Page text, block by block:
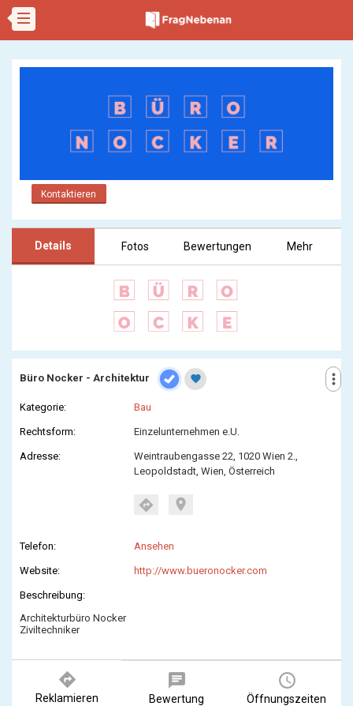
Kontaktieren
Details Fotos Bewertungen Mehr
more_vert
Büro Nocker - Architektur favorite
Kategorie: Bau
Rechtsform: Einzelunternehmen e.U.
Adresse:
Weintraubengasse 22, 1020 Wien 2.,
Leopoldstadt, Wien, Österreich
directions location_on
Telefon: Ansehen
Website: http://www.bueronocker.com
Beschreibung:
Architekturbüro Nocker
Ziviltechniker
directions
Reklamieren
chat
Bewertung
query_builder
Öffnungszeiten